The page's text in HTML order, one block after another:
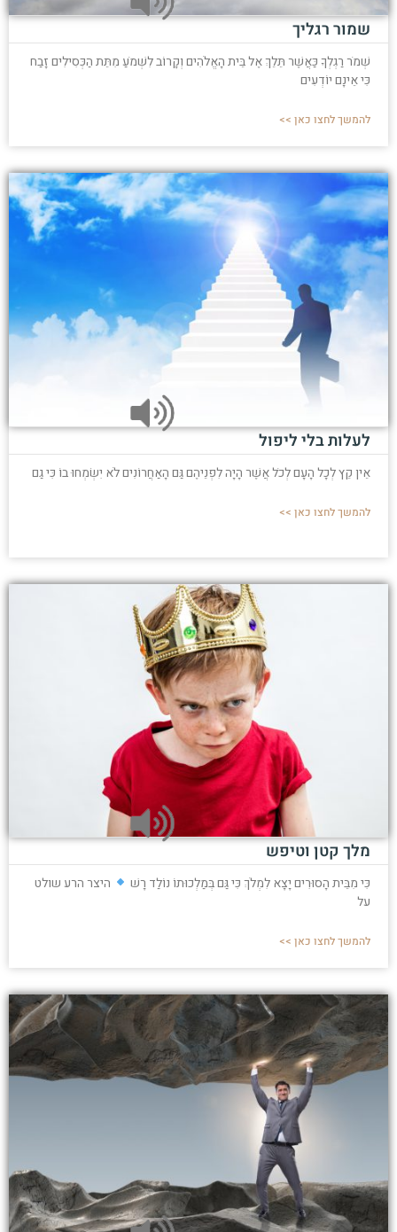
שמור רגליך
שְׁמֹר רַגְלְךָ כַּאֲשֶׁר תֵּלֵךְ אֶל בֵּית הָאֱלֹהִים וְקָרוֹב לִשְׁמֹעַ מִתֵּת הַכְּסִילִים זָבַח
כִּי אֵינָם יוֹדְעִים
להמשך לחצו כאן >>
לעלות בלי ליפול
אֵין קֵץ לְכָל הָעָם לְכֹל אֲשֶׁר הָיָה לִפְנֵיהֶם גַּם הָאַחֲרוֹנִים לֹא יִשְׂמְחוּ בוֹ כִּי גַם
להמשך לחצו כאן >>
מלך קטן וטיפש
כִּי מִבֵּית הָסוּרִים יָצָא לִמְלֹךְ כִּי גַּם בְּמַלְכוּתוֹ נוֹלַד רָשׁ
היצר הרע שולט
על
להמשך לחצו כאן >>